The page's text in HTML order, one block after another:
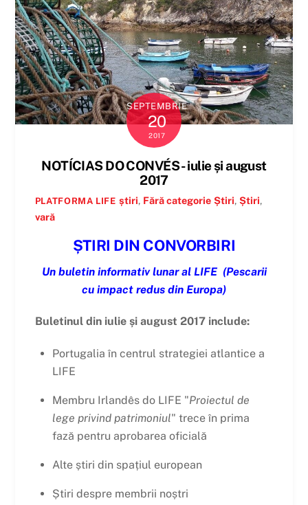
SEPTEMBRIE
20
2017
NOTÍCIAS DO CONVÉS - iulie și august
2017
PLATFORMA LIFE știri, Fără categorie Știri, Știri,
vară
ȘTIRI DIN CONVORBIRI
Un buletin informativ lunar al LIFE (Pescarii
cu impact redus din Europa)
Buletinul din iulie și august 2017 include:
Portugalia în centrul strategiei atlantice a
LIFE
Membru Irlandês do LIFE "Proiectul de
lege privind patrimoniul" trece în prima
fază pentru aprobarea oficială
Alte știri din spațiul european
Știri despre membrii noștri